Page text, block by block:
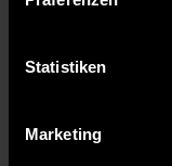
Statistiken
Marketing